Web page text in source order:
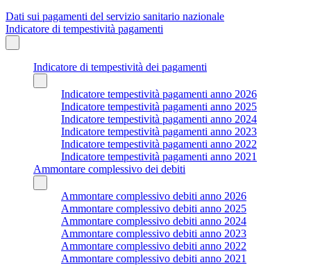
Dati sui pagamenti del servizio sanitario nazionale
Indicatore di tempestività pagamenti
Indicatore di tempestività dei pagamenti
Indicatore tempestività pagamenti anno 2026
Indicatore tempestività pagamenti anno 2025
Indicatore tempestività pagamenti anno 2024
Indicatore tempestività pagamenti anno 2023
Indicatore tempestività pagamenti anno 2022
Indicatore tempestività pagamenti anno 2021
Ammontare complessivo dei debiti
Ammontare complessivo debiti anno 2026
Ammontare complessivo debiti anno 2025
Ammontare complessivo debiti anno 2024
Ammontare complessivo debiti anno 2023
Ammontare complessivo debiti anno 2022
Ammontare complessivo debiti anno 2021